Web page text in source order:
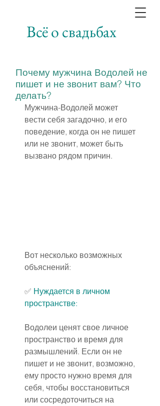
Всё о свадьбах
Почему мужчина Водолей не
пишет и не звонит вам? Что
делать?
Мужчина-Водолей может
вести себя загадочно, и его
поведение, когда он не пишет
или не звонит, может быть
вызвано рядом причин.
Вот несколько возможных
объяснений:
✅ Нуждается в личном
пространстве:
Водолеи ценят свое личное
пространство и время для
размышлений. Если он не
пишет и не звонит, возможно,
ему просто нужно время для
себя, чтобы восстановиться
или сосредоточиться на